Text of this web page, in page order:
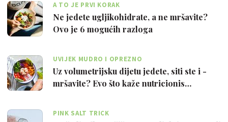
A TO JE PRVI KORAK
Ne jedete ugljikohidrate, a ne mršavite?
Ovo je 6 mogućih razloga
UVIJEK MUDRO I OPREZNO
Uz volumetrijsku dijetu jedete, siti ste i -
mršavite? Evo što kaže nutricionis…
PINK SALT TRICK